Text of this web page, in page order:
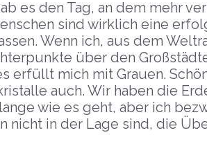
es den Tag, an dem mehr
sind wirklich eine
Wenn ich, aus dem
über den
erfüllt mich mit Grauen.
auch. Wir haben die
wie es geht, aber ich
nicht in der Lage sind, die